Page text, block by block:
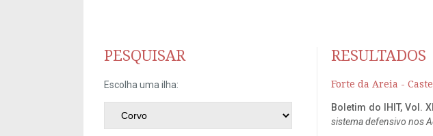
PESQUISAR
Escolha uma ilha:
RESULTADOS
Forte da Areia -
Boletim do IHIT, Vol.
sistema defensivo nos